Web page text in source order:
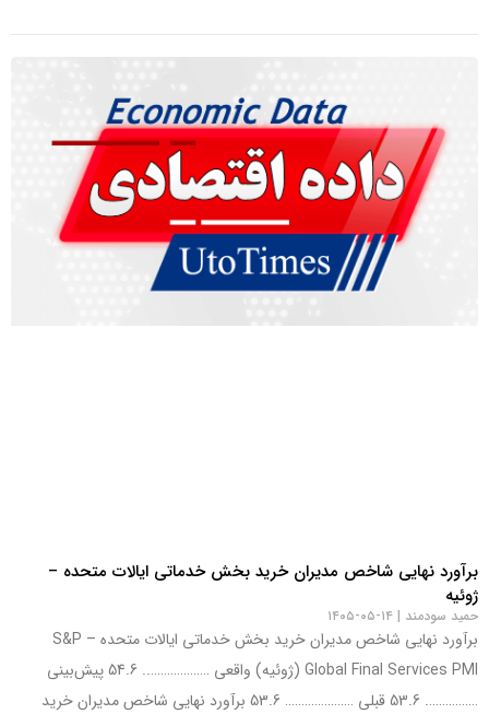
برآورد نهایی شاخص مدیران خرید بخش خدماتی ایالات متحده –
ژوئیه
حمید سودمند ۱۴-۰۵-۱۴۰۵
برآورد نهایی شاخص مدیران خرید بخش خدماتی ایالات متحده – S&P
Global Final Services PMI (ژوئیه) واقعی ……………….. 54.6 پیش‌بینی
……………. 53.6 قبلی ………………… 53.6 برآورد نهایی شاخص مدیران خرید